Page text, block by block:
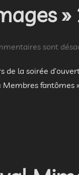
sont
de la soirée
fantômes